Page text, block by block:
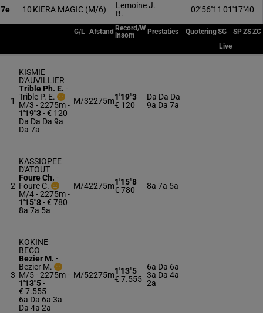
7e 10 KIERA MAGIC (M/6)
Lemoine J.
B.
02'56''11 01'17''40
G/L Afstand Record/W
insom
Prestaties QuoteringSG SPZSZC
Live
1
KISMIE
D'AUVILLIER
Trible Ph. E. -
Trible P. E.
M/3 - 2275m-
1'19"3- € 120
Da Da Da 9a
Da 7a
M/32275m1'19"3
€ 120
Da Da Da
9a Da 7a
2
KASSIOPEE
D'ATOUT
Foure Ch. -
Foure C.
M/4 - 2275m-
1'15"8- € 780
8a 7a 5a
M/42275m1'15"8
€ 780
8a 7a 5a
3
KOKINE
BECO
Bezier M. -
Bezier M.
M/5 - 2275m-
1'13"5-
€ 7.555
6a Da 6a 3a
Da 4a 2a
M/52275m1'13"5
€ 7.555
6a Da 6a
3a Da 4a
2a